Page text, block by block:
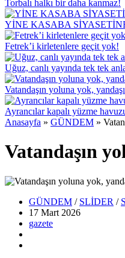
Torbalı halkı bir daha kanmaz!
YİNE KASABA
Fetrek’i kirletenlere geçit yok!
Uğuz, canlı yayında tek tek
Vatandaşın yoluna yok,
Ayrancılar kapalı yüzme
Anasayfa » GÜNDEM »
Vatandaşın
GÜNDEM / SLİDER /
17 Mart 2026
gazete